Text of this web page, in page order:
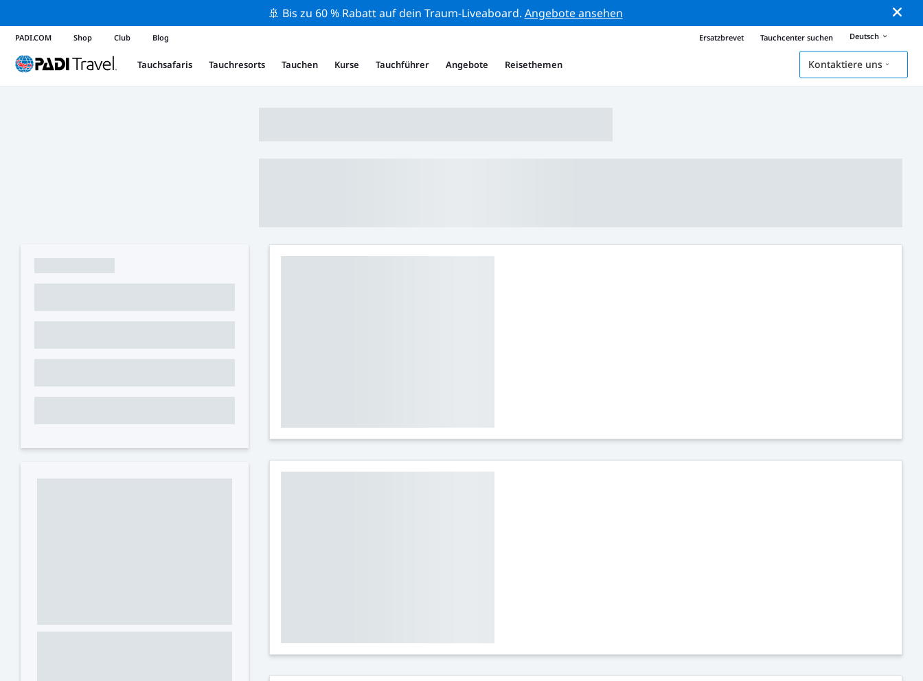
🚢 Bis zu 60 % Rabatt auf dein Traum-Liveaboard. Angebote ansehen
PADI.COM Shop Club Blog Ersatzbrevet Tauchcenter suchen Deutsch
Tauchsafaris Tauchresorts Tauchen Kurse Tauchführer Angebote Reisethemen Kontaktiere uns